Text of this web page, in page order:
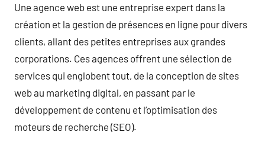
Une agence web est une entreprise expert dans la
création et la gestion de présences en ligne pour divers
clients, allant des petites entreprises aux grandes
corporations. Ces agences offrent une sélection de
services qui englobent tout, de la conception de sites
web au marketing digital, en passant par le
développement de contenu et l’optimisation des
moteurs de recherche (SEO).